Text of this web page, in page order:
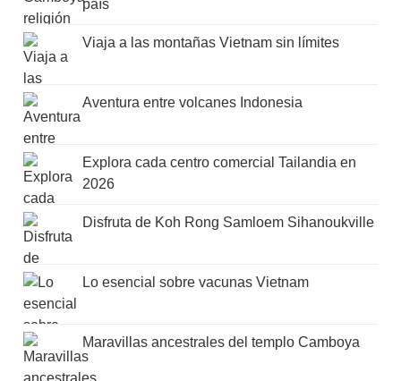
país
Viaja a las montañas Vietnam sin límites
Aventura entre volcanes Indonesia
Explora cada centro comercial Tailandia en
2026
Disfruta de Koh Rong Samloem Sihanoukville
Lo esencial sobre vacunas Vietnam
Maravillas ancestrales del templo Camboya